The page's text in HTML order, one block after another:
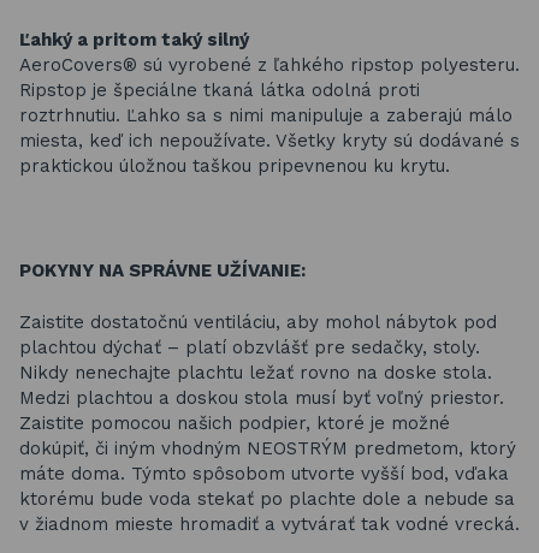
Ľahký a pritom taký silný
AeroCovers® sú vyrobené z ľahkého ripstop polyesteru.
Ripstop je špeciálne tkaná látka odolná proti
roztrhnutiu. Ľahko sa s nimi manipuluje a zaberajú málo
miesta, keď ich nepoužívate. Všetky kryty sú dodávané s
praktickou úložnou taškou pripevnenou ku krytu.
POKYNY NA SPRÁVNE UŽÍVANIE:
Zaistite dostatočnú ventiláciu, aby mohol nábytok pod
plachtou dýchať – platí obzvlášť pre sedačky, stoly.
Nikdy nenechajte plachtu ležať rovno na doske stola.
Medzi plachtou a doskou stola musí byť voľný priestor.
Zaistite pomocou našich podpier, ktoré je možné
dokúpiť, či iným vhodným NEOSTRÝM predmetom, ktorý
máte doma. Týmto spôsobom utvorte vyšší bod, vďaka
ktorému bude voda stekať po plachte dole a nebude sa
v žiadnom mieste hromadiť a vytvárať tak vodné vrecká.